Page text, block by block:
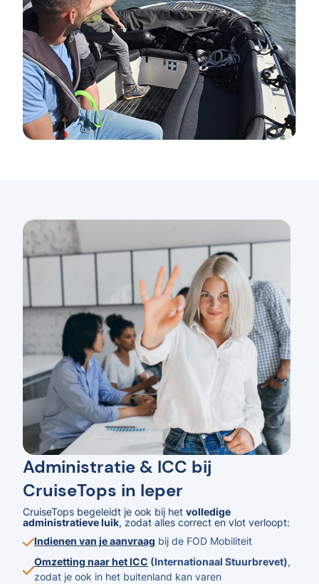
Administratie & ICC bij
CruiseTops in Ieper
CruiseTops begeleidt je ook bij het volledige
administratieve luik, zodat alles correct en vlot verloopt:
Indienen van je aanvraag bij de FOD Mobiliteit
Omzetting naar het ICC (Internationaal Stuurbrevet),
zodat je ook in het buitenland kan varen